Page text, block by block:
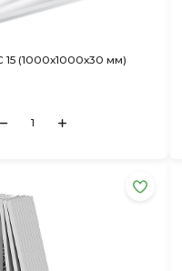
(1000х1000х30 мм)